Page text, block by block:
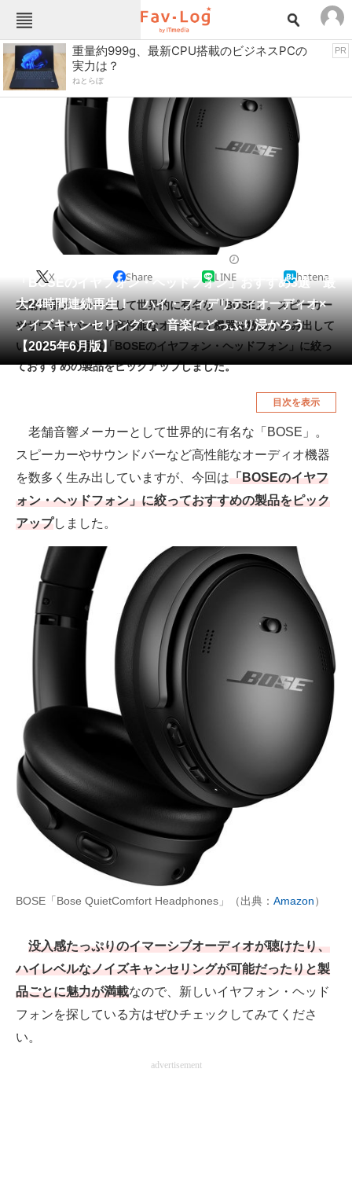
Fav-Logカテゴリー一覧
TOP
インテリア・収納 おもちゃ・ホビー
キッチン家電
キッチン用品 ゲーム
コンテンツ・サービス スイーツ・お菓子
スポーツ・レジャー スマホ・携帯電話
パソコン・タブレット ファッション
ペット
工具・DIY 本・DVD・CD
生活家電 生活用品
空調・季節家電 美容・コスメ
釣り具・釣り用品 食品・飲料・お酒
メディア
ITの今と未来を見通す
スマホと通信の最新トレンド
進化するPCとデバイスの未来
ビジネスと働き方のヒント
AI活用のいまが分かる
企業ITのトレンドを詳説
経営リーダーのコミュニティ
マーケ×ITの今がよく分かる
ITエンジニア向け専門サイト
企業向けIT製品の総合サイト
IT製品の技術・比較・事例
製造業のIT導入・活用を支援
モノづくり技術者専門サイト
重量約999g、最新CPU搭載のビジネスPCの
実力は？
ねとらぼ
PR
「BOSEのイヤフォン・ヘッドフォン」おすすめ3選 最
大24時間連続再生！ ハイ・フィデリティオーディオ×
ノイズキャンセリングで、音楽にどっぷり浸かろう
【2025年6月版】
X Share LINE hatena
老舗音響メーカーとして世界的に有名な「BOSE」。スピーカー
やサウンドバーなど高性能なオーディオ機器を数多く生み出して
いますが、今回は「BOSEのイヤフォン・ヘッドフォン」に絞っ
ておすすめの製品をピックアップしました。
目次を表示
老舗音響メーカーとして世界的に有名な「BOSE」。
スピーカーやサウンドバーなど高性能なオーディオ機器
を数多く生み出していますが、今回は「BOSEのイヤフ
ォン・ヘッドフォン」に絞っておすすめの製品をピック
アップしました。
BOSE「Bose QuietComfort Headphones」（出典： Amazon）
没入感たっぷりのイマーシブオーディオが聴けたり、
ハイレベルなノイズキャンセリングが可能だったりと製
品ごとに魅力が満載なので、新しいイヤフォン・ヘッド
フォンを探している方はぜひチェックしてみてくださ
い。
advertisement